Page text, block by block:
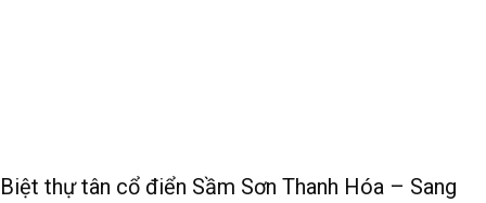
Biệt thự tân cổ điển Sầm Sơn Thanh Hóa – Sang